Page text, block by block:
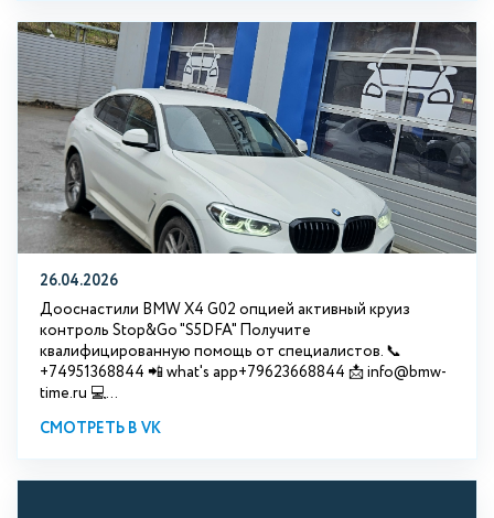
26.04.2026
Дооснастили BMW X4 G02 опцией активный круиз
контроль Stop&Go "S5DFA" Получите
квалифицированную помощь от специалистов. 📞
+74951368844 📲 what's app+79623668844 📩 info@bmw-
time.ru 💻...
СМОТРЕТЬ В VK